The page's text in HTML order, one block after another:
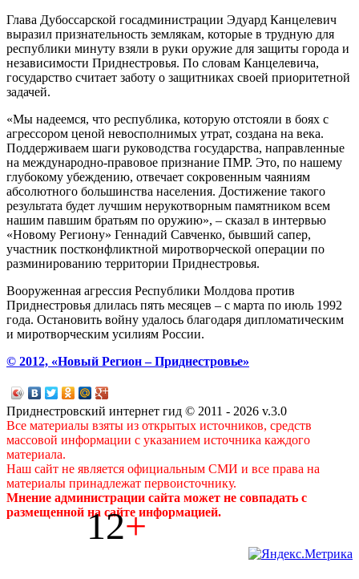
Глава Дубоссарской госадминистрации Эдуард Канцелевич
выразил признательность землякам, которые в трудную для
республики минуту взяли в руки оружие для защиты города и
независимости Приднестровья. По словам Канцелевича,
государство считает заботу о защитниках своей приоритетной
задачей.
«Мы надеемся, что республика, которую отстояли в боях с
агрессором ценой невосполнимых утрат, создана на века.
Поддерживаем шаги руководства государства, направленные
на международно-правовое признание ПМР. Это, по нашему
глубокому убеждению, отвечает сокровенным чаяниям
абсолютного большинства населения. Достижение такого
результата будет лучшим нерукотворным памятником всем
нашим павшим братьям по оружию», – сказал в интервью
«Новому Региону» Геннадий Савченко, бывший сапер,
участник постконфликтной миротворческой операции по
разминированию территории Приднестровья.
Вооруженная агрессия Республики Молдова против
Приднестровья длилась пять месяцев – с марта по июль 1992
года. Остановить войну удалось благодаря дипломатическим
и миротворческим усилиям России.
© 2012, «Новый Регион – Приднестровье»
Приднестровский интернет гид © 2011 - 2026 v.3.0
Все материалы взяты из открытых источников, средств
массовой информации с указанием источника каждого
материала.
Наш сайт не является официальным СМИ и все права на
материалы принадлежат первоисточнику.
Мнение администрации сайта может не совпадать с
размещенной на сайте информацией.
12+